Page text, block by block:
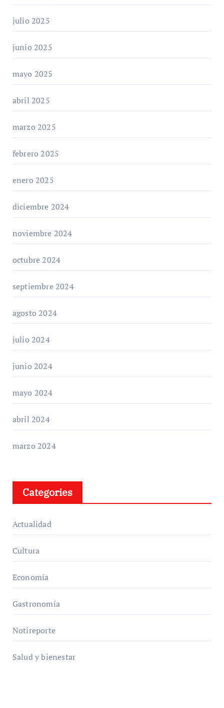
julio 2025
junio 2025
mayo 2025
abril 2025
marzo 2025
febrero 2025
enero 2025
diciembre 2024
noviembre 2024
octubre 2024
septiembre 2024
agosto 2024
julio 2024
junio 2024
mayo 2024
abril 2024
marzo 2024
Categories
Actualidad
Cultura
Economía
Gastronomía
Notireporte
Salud y bienestar